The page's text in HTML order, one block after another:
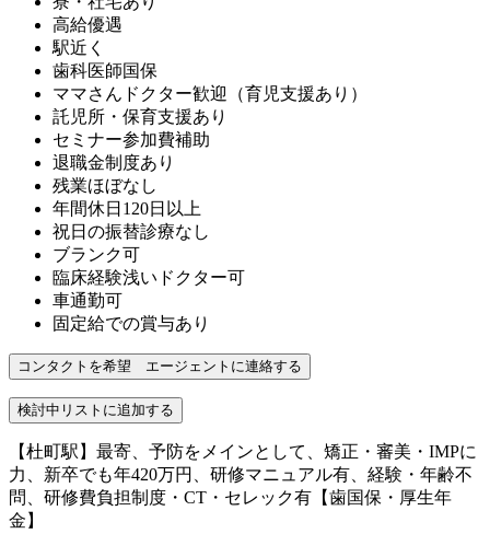
高給優遇
駅近く
歯科医師国保
ママさんドクター歓迎（育児支援あり）
託児所・保育支援あり
セミナー参加費補助
退職金制度あり
残業ほぼなし
年間休日120日以上
祝日の振替診療なし
ブランク可
臨床経験浅いドクター可
車通勤可
固定給での賞与あり
【杜町駅】最寄、予防をメインとして、矯正・審美・IMPに
力、新卒でも年420万円、研修マニュアル有、経験・年齢不
問、研修費負担制度・CT・セレック有【歯国保・厚生年
金】